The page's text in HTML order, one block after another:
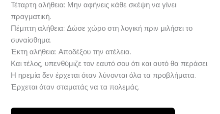
Τέταρτη αλήθεια: Μην αφήνεις κάθε σκέψη να γίνει
πραγματική.
Πέμπτη αλήθεια: Δώσε χώρο στη λογική πριν μιλήσει το
συναίσθημα.
Έκτη αλήθεια: Αποδέξου την ατέλεια.
Και τέλος, υπενθύμιζε τον εαυτό σου ότι και αυτό θα περάσει.
Η ηρεμία δεν έρχεται όταν λύνονται όλα τα προβλήματα.
Έρχεται όταν σταματάς να τα πολεμάς.